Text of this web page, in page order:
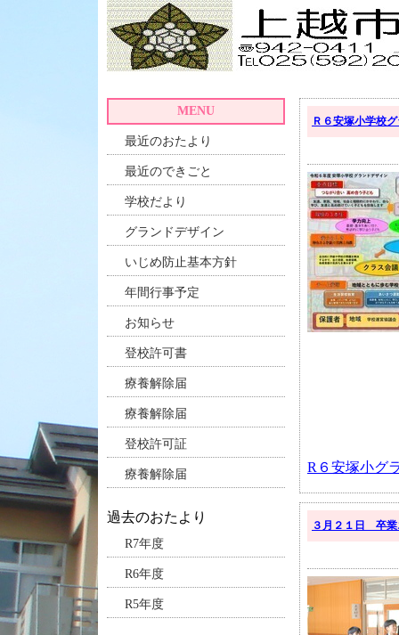
MENU
最近のおたより
最近のできごと
学校だより
グランドデザイン
いじめ防止基本方針
年間行事予定
お知らせ
登校許可書
療養解除届
療養解除届
登校許可証
療養解除届
過去のおたより
R7年度
R6年度
R5年度
Ｒ６安塚小学校
R６安塚小グ
３月２１日 卒業